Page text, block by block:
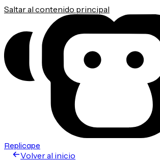
Saltar al contenido principal
Replicape
Volver al inicio